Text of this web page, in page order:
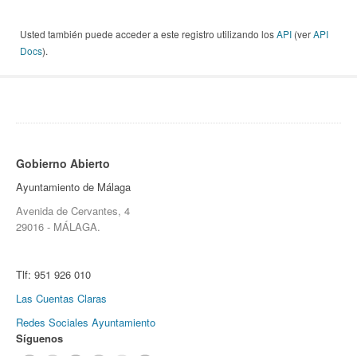
Usted también puede acceder a este registro utilizando losAPI (verAPI
Docs).
Gobierno Abierto
Ayuntamiento de Málaga
Avenida de Cervantes, 4
29016 - MÁLAGA.
Tlf: 951 926 010
Las Cuentas Claras
Redes Sociales Ayuntamiento
Síguenos